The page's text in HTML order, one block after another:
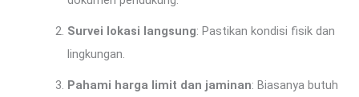
Survei lokasi langsung: Pastikan kondisi fisik dan
lingkungan.
Pahami harga limit dan jaminan: Biasanya butuh